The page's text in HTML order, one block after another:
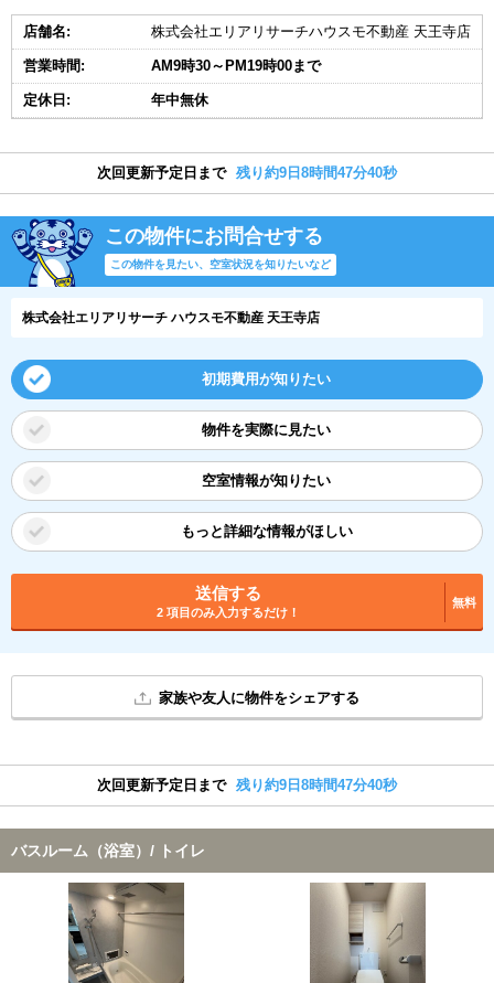
店舗名: 株式会社エリアリサーチハウスモ不動産 天王寺店
営業時間: AM9時30～PM19時00まで
定休日: 年中無休
次回更新予定日まで 残り約9日8時間47分39秒
この物件にお問合せする
この物件を見たい、空室状況を知りたいなど
株式会社エリアリサーチ ハウスモ不動産 天王寺店
初期費用が知りたい
物件を実際に見たい
空室情報が知りたい
もっと詳細な情報がほしい
送信する
2 項目のみ入力するだけ！
無料
家族や友人に物件をシェアする
次回更新予定日まで 残り約9日8時間47分39秒
バスルーム（浴室）/ トイレ